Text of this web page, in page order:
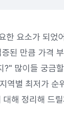
한 요소가 되었
된 만큼 가격
?" 많이들 궁금
역별 최저가 순
해 정리해 드